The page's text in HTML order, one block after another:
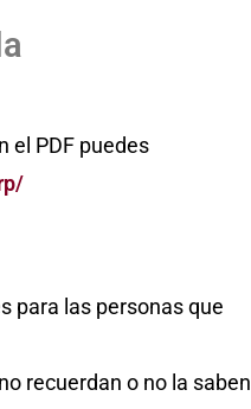
el PDF puedes
para las personas que
recuerdan o no la saben